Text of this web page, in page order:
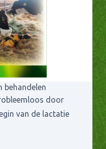
behandelen
door
van de lactatie